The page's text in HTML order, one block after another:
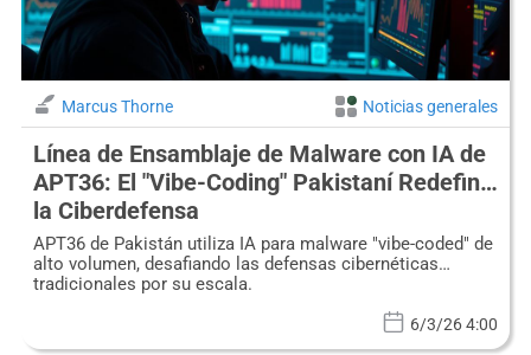
Marcus Thorne Noticias generales
Línea de Ensamblaje de Malware con IA de
APT36: El "Vibe-Coding" Pakistaní Redefine
la Ciberdefensa
APT36 de Pakistán utiliza IA para malware "vibe-coded" de
alto volumen, desafiando las defensas cibernéticas
tradicionales por su escala.
6/3/26 4:00